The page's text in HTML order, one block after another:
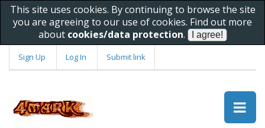
This site uses cookies. By continuing to browse the site
you are agreeing to our use of cookies. Find out more
about cookies/data protection.
Sign Up Log In Submit link